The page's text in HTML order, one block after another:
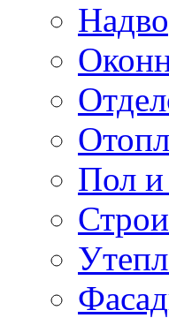
Пол и